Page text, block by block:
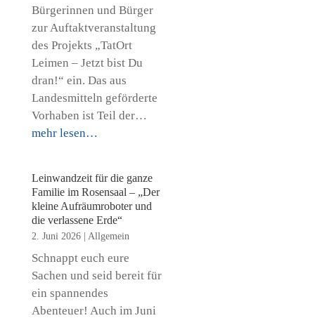
Bürgerinnen und Bürger
zur Auftaktveranstaltung
des Projekts „TatOrt
Leimen – Jetzt bist Du
dran!“ ein. Das aus
Landesmitteln geförderte
Vorhaben ist Teil der…
mehr lesen…
Leinwandzeit für die ganze
Familie im Rosensaal – „Der
kleine Aufräumroboter und
die verlassene Erde“
2. Juni 2026| Allgemein
Schnappt euch eure
Sachen und seid bereit für
ein spannendes
Abenteuer! Auch im Juni